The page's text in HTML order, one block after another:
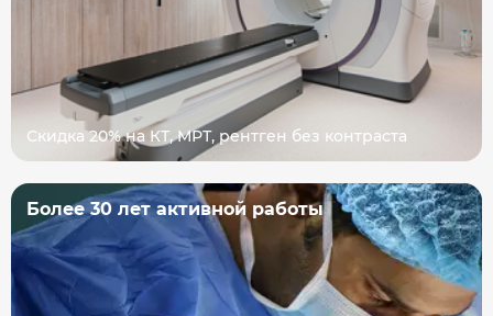
Скидка 20% на КТ, МРТ, рентген без контраста
Более 30 лет активной работы